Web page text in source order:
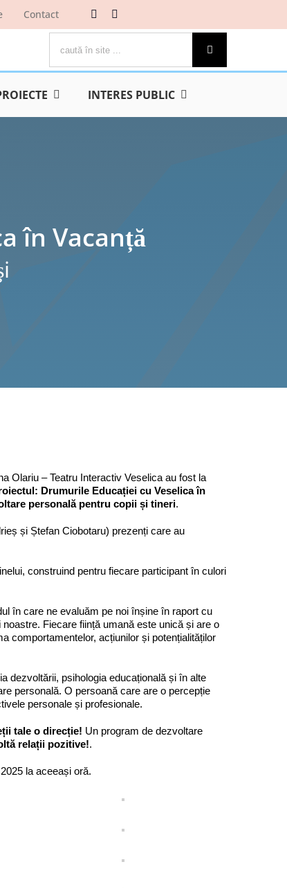
Contact
INTERES PUBLIC
în Vacanță
Olariu – Teatru Interactiv Veselica au fost la
Drumurile Educației cu Veselica în
personală pentru copii și tineri.
și Ștefan Ciobotaru) prezenți care au
construind pentru fiecare participant în culori
în care ne evaluăm pe noi înșine în raport cu
Fiecare ființă umană este unică și are o
comportamentelor, acțiunilor și potențialităților
dezvoltării, psihologia educațională și în alte
personală. O persoană care are o percepție
personale și profesionale.
tale o direcție! Un program de dezvoltare
relații pozitive!.
la aceeași oră.